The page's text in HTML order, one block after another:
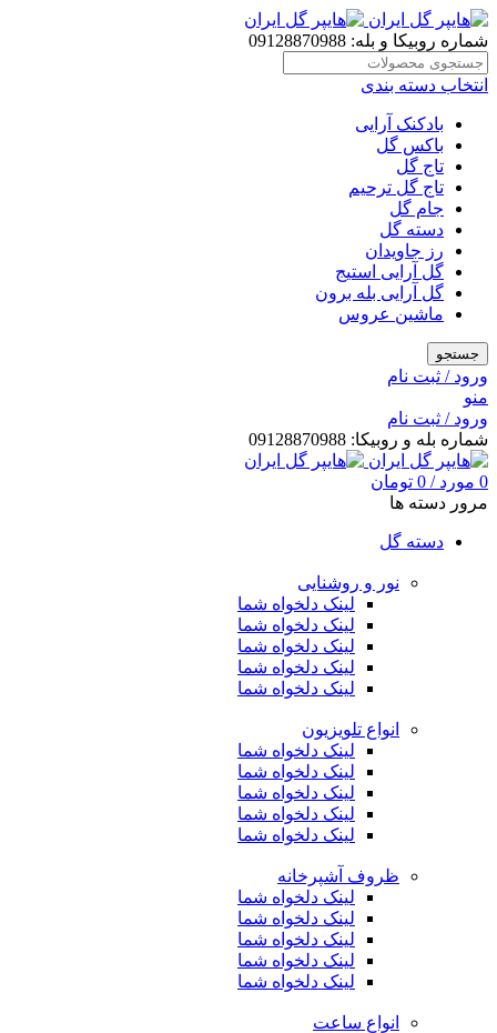
شماره روبیکا و بله: 09128870988
انتخاب دسته بندی
بادکنک آرایی
باکس گل
تاج گل
تاج گل ترحیم
جام گل
دسته گل
رز جاویدان
گل آرایی استیج
گل آرایی بله برون
ماشین عروس
جستجو
ورود / ثبت نام
منو
ورود / ثبت نام
شماره بله و روبیکا: 09128870988
0 مورد /
0 تومان
مرور دسته ها
دسته گل
نور و روشنایی
لینک دلخواه شما
لینک دلخواه شما
لینک دلخواه شما
لینک دلخواه شما
لینک دلخواه شما
انواع تلویزیون
لینک دلخواه شما
لینک دلخواه شما
لینک دلخواه شما
لینک دلخواه شما
لینک دلخواه شما
ظروف آشپرخانه
لینک دلخواه شما
لینک دلخواه شما
لینک دلخواه شما
لینک دلخواه شما
لینک دلخواه شما
انواع ساعت